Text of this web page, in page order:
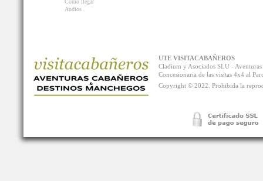
Como llegar
Audios
UTE VISITACABAÑEROS
Cladium y Asociados SLU -
Concesionaria de las visitas 4x4 al
Copyright © 2022. Prohibida la